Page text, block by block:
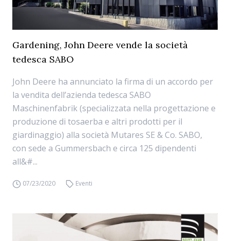
Gardening, John Deere vende la società
tedesca SABO
John Deere ha annunciato la firma di un accordo per
la vendita dell’azienda tedesca SABO
Maschinenfabrik (specializzata nella progettazione e
produzione di tosaerba e altri prodotti per il
giardinaggio) alla società Mutares SE & Co. SABO,
con sede a Gummersbach e circa 125 dipendenti
all&#...
07/23/2020 Eventi